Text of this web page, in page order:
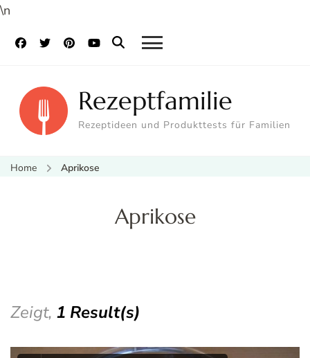
\n
Rezeptfamilie
Rezeptideen und Produkttests für Familien
Home Aprikose
Aprikose
Zeigt, 1 Result(s)